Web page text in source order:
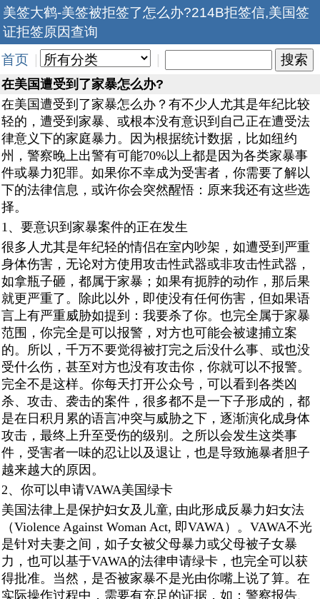
美签大鹤-美签被拒签了怎么办?214B拒签信,美国签
证拒签原因查询
首页
在美国遭受到了家暴怎么办?
在美国遭受到了家暴怎么办？有不少人尤其是年纪比较
轻的，遭受到家暴、或根本没有意识到自己正在遭受法
律意义下的家庭暴力。因为根据统计数据，比如纽约
州，警察晚上出警有可能70%以上都是因为各类家暴事
件或暴力犯罪。如果你不幸成为受害者，你需要了解以
下的法律信息，或许你会突然醒悟：原来我还有这些选
择。
1、要意识到家暴案件的正在发生
很多人尤其是年纪轻的情侣在室内吵架，如遭受到严重
身体伤害，无论对方使用攻击性武器或非攻击性武器，
如拿瓶子砸，都属于家暴；如果有扼脖的动作，那后果
就更严重了。除此以外，即使没有任何伤害，但如果语
言上有严重威胁如提到：我要杀了你。也完全属于家暴
范围，你完全是可以报警，对方也可能会被逮捕立案
的。所以，千万不要觉得被打完之后没什么事、或也没
受什么伤，甚至对方也没有攻击你，你就可以不报警。
完全不是这样。你每天打开公众号，可以看到各类凶
杀、攻击、袭击的案件，很多都不是一下子形成的，都
是在日积月累的语言冲突与威胁之下，逐渐演化成身体
攻击，最终上升至受伤的级别。之所以会发生这类事
件，受害者一味的忍让以及退让，也是导致施暴者胆子
越来越大的原因。
2、你可以申请VAWA美国绿卡
美国法律上是保护妇女及儿童, 由此形成反暴力妇女法
（Violence Against Woman Act, 即VAWA）。VAWA不光
是针对夫妻之间，如子女被父母暴力或父母被子女暴
力，也可以基于VAWA的法律申请绿卡，也完全可以获
得批准。当然，是否被家暴不是光由你嘴上说了算。在
实际操作过程中，需要有充足的证据，如：警察报告、